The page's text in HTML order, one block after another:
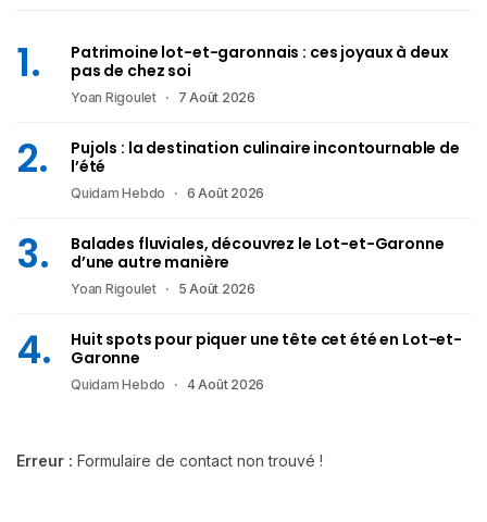
Patrimoine lot-et-garonnais : ces joyaux à deux
pas de chez soi
Yoan Rigoulet 7 Août 2026
Pujols : la destination culinaire incontournable de
l’été
Quidam Hebdo 6 Août 2026
Balades fluviales, découvrez le Lot-et-Garonne
d’une autre manière
Yoan Rigoulet 5 Août 2026
Huit spots pour piquer une tête cet été en Lot-et-
Garonne
Quidam Hebdo 4 Août 2026
Erreur : Formulaire de contact non trouvé !